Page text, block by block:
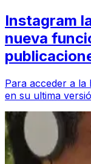
Instagram
nueva
Para acceder a la
en su ultima